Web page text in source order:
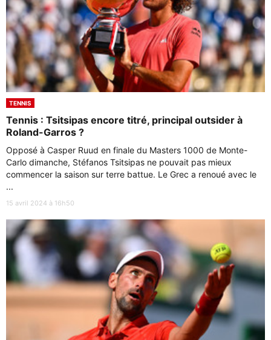
TENNIS
Tennis : Tsitsipas encore titré, principal outsider à
Roland-Garros ?
Opposé à Casper Ruud en finale du Masters 1000 de Monte-
Carlo dimanche, Stéfanos Tsitsipas ne pouvait pas mieux
commencer la saison sur terre battue. Le Grec a renoué avec le
...
15 avril 2024 à 16h50